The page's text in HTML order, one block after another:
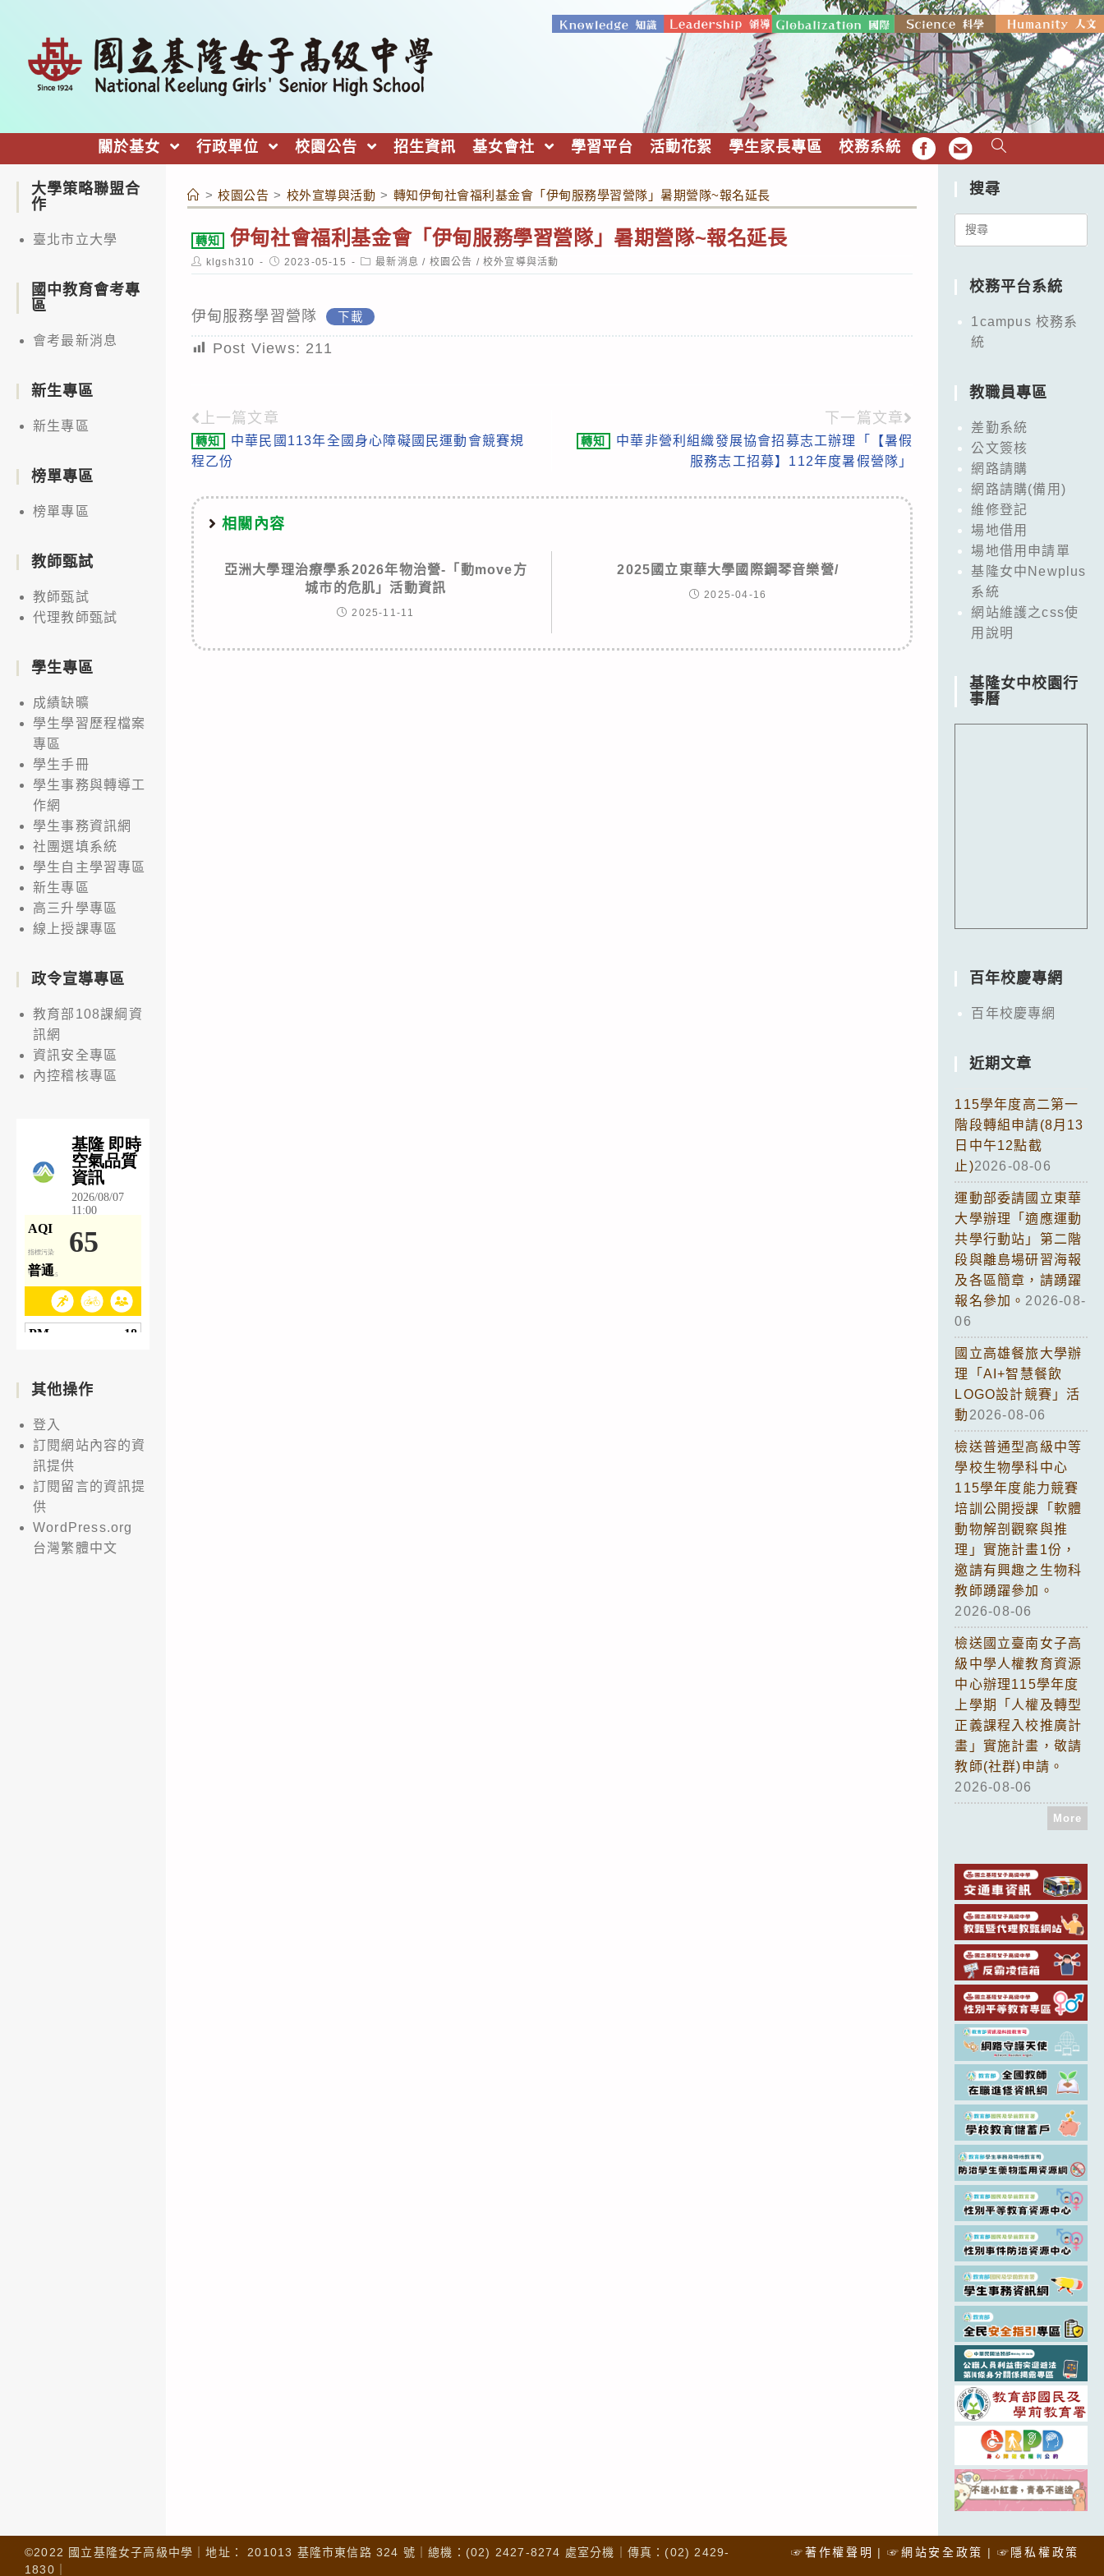
關於基女 行政單位 校園公告 招生資訊 基女會社 學習平台 活動花絮 學生家長專區 校務系統 FB EMAIL
> 校園公告 > 校外宣導與活動 > 轉知伊甸社會福利基金會「伊甸服務學習營隊」暑期營隊~報名延長
轉知 伊甸社會福利基金會「伊甸服務學習營隊」暑期營隊~報名延長
Post
author:
klgsh310
Post
published:
2023-05-15
Post
category:
最新消息 / 校園公告 / 校外宣導與活動
伊甸服務學習營隊 下載
Post Views: 211
Read
more
上一篇文章
轉知
中華民國113年全國身心障礙國民運動會競賽規
程乙份
下一篇文章
轉知
中華非營利組織發展協會招募志工辦理「【暑假
服務志工招募】112年度暑假營隊」
相關內容
亞洲大學理治療學系2026年物治營-「動move方
城市的危肌」活動資訊
2025-11-11
2025國立東華大學國際鋼琴音樂營/
2025-04-16
大學策略聯盟合
作
臺北市立大學
國中教育會考專
區
會考最新消息
新生專區
新生專區
榜單專區
榜單專區
教師甄試
教師甄試
代理教師甄試
學生專區
成績缺曠
學生學習歷程檔案
專區
學生手冊
學生事務與轉導工
作網
學生事務資訊網
社團選填系統
學生自主學習專區
新生專區
高三升學專區
線上授課專區
政令宣導專區
教育部108課綱資
訊網
資訊安全專區
內控稽核專區
其他操作
登入
訂閱網站內容的資
訊提供
訂閱留言的資訊提
供
WordPress.org
台灣繁體中文
搜尋
Search
校務平台系統
1campus 校務系
統
教職員專區
差勤系統
公文簽核
網路請購
網路請購(備用)
維修登記
場地借用
場地借用申請單
基隆女中Newplus
系統
網站維護之css使
用說明
基隆女中校園行
事曆
百年校慶專網
百年校慶專網
近期文章
115學年度高二第一
階段轉組申請(8月13
日中午12點截
止)2026-08-06
運動部委請國立東華
大學辦理「適應運動
共學行動站」第二階
段與離島場研習海報
及各區簡章，請踴躍
報名參加。 2026-08-
06
國立高雄餐旅大學辦
理「AI+智慧餐飲
LOGO設計競賽」活
動 2026-08-06
檢送普通型高級中等
學校生物學科中心
115學年度能力競賽
培訓公開授課「軟體
動物解剖觀察與推
理」實施計畫1份，
邀請有興趣之生物科
教師踴躍參加。
2026-08-06
檢送國立臺南女子高
級中學人權教育資源
中心辦理115學年度
上學期「人權及轉型
正義課程入校推廣計
畫」實施計畫，敬請
教師(社群)申請。
2026-08-06
More
☞著作權聲明 ☞網站安全政策 ☞隱私權政策
©2022 國立基隆女子高級中學｜地址： 201013 基隆市東信路 324 號｜總機：(02) 2427-8274 處室分機｜傳真：(02) 2429-
1830｜